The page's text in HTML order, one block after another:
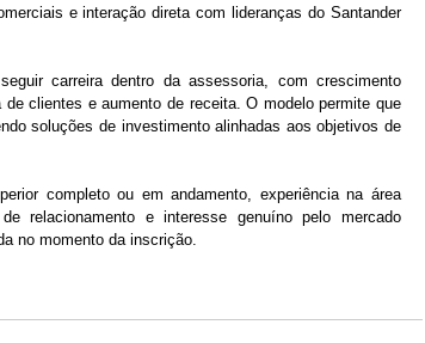
e interação direta com lideranças do Santander
carreira dentro da assessoria, com crescimento
clientes e aumento de receita. O modelo permite que
soluções de investimento alinhadas aos objetivos de
completo ou em andamento, experiência na área
relacionamento e interesse genuíno pelo mercado
no momento da inscrição.